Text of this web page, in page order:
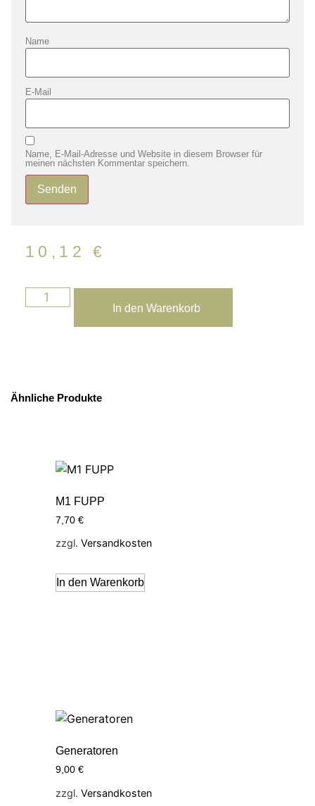
Name
E-Mail
Name, E-Mail-Adresse und Website in diesem Browser für
meinen nächsten Kommentar speichern.
10,12€
In den Warenkorb
Ähnliche Produkte
M1 FUPP
7,70 €
zzgl. Versandkosten
In den Warenkorb
Generatoren
9,00 €
zzgl. Versandkosten